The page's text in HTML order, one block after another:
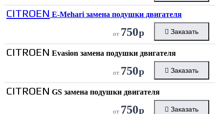
CITROEN E-Mehari замена подушки двигателя
от 750р Заказать
CITROEN Evasion замена подушки двигателя
от 750р Заказать
CITROEN GS замена подушки двигателя
от 750р Заказать